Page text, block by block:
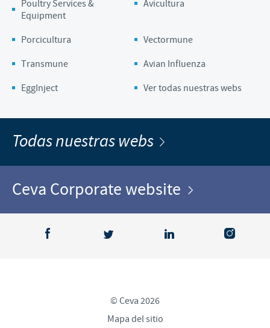
Poultry Services &
Equipment
Avicultura
Porcicultura
Vectormune
Transmune
Avian Influenza
EggInject
Ver todas nuestras webs
Todas nuestras webs
Ceva Corporate website
© Ceva 2026
Mapa del sitio